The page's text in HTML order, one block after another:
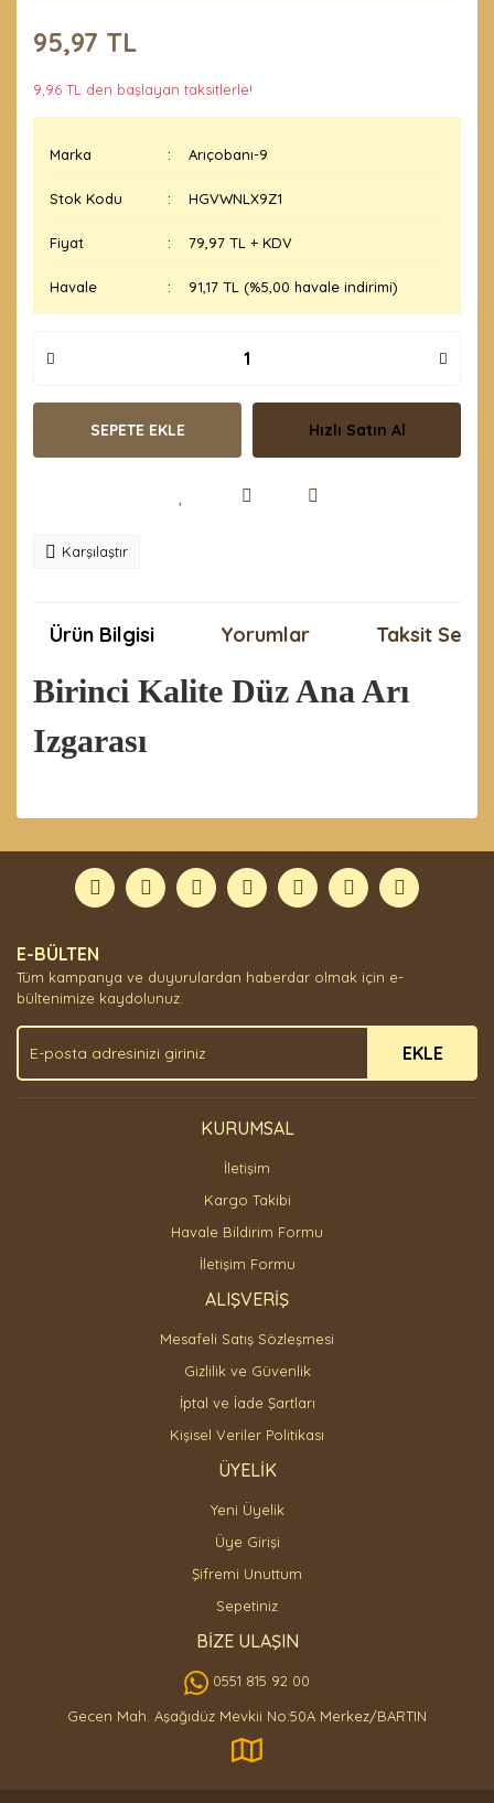
95,97 TL
9,96 TL den başlayan taksitlerle!
Marka Arıçobanı-9
Stok Kodu HGVWNLX9Z1
Fiyat 79,97 TL + KDV
Havale 91,17 TL (%5,00 havale indirimi)
SEPETE EKLE Hızlı Satın Al
Karşılaştır
Ürün Bilgisi Yorumlar Taksit
Birinci Kalite Düz Ana Arı
Izgarası
Yorum Yaz
formunu kullanarak tarafımıza iletebilirsiniz.
Görüş ve önerileriniz için teşekkür ederiz.
Ürün açıklamasında eksik bilgiler bulunuyor.
Ürün bilgilerinde hatalar bulunuyor.
Ürün fiyatı diğer sitelerden daha pahalı.
Bu ürüne benzer farklı alternatifler olmalı.
Gönder
E-BÜLTEN
Tüm kampanya ve duyurulardan haberdar olmak için e-
bültenimize kaydolunuz.
EKLE
KURUMSAL
İletişim
Kargo Takibi
Havale Bildirim Formu
İletişim Formu
ALIŞVERİŞ
Mesafeli Satış Sözleşmesi
Gizlilik ve Güvenlik
İptal ve İade Şartları
Kişisel Veriler Politikası
ÜYELİK
Yeni Üyelik
Üye Girişi
Şifremi Unuttum
Sepetiniz
BİZE ULAŞIN
0551 815 92 00
Gecen Mah. Aşağıdüz Mevkii No:50A Merkez/BARTIN